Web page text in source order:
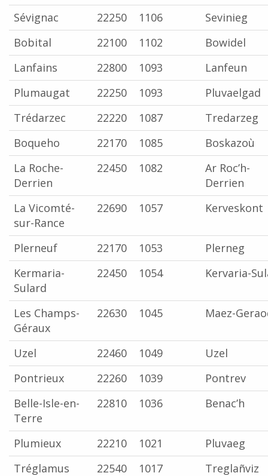
Sévignac
22250 1106
Sevinieg
Bobital
22100 1102
Bowidel
Lanfains
22800 1093
Lanfeun
Plumaugat
22250 1093
Pluvaelgad
Trédarzec
22220 1087
Tredarzeg
Boqueho
22170 1085
Boskazoù
La Roche-
Derrien
22450 1082
Ar Roc’h-
Derrien
La Vicomté-
sur-Rance
22690 1057 Kerveskont
Plerneuf 22170 1053
Plerneg
Kermaria-
Sulard
22450 1054 Kervaria-
Les Champs-
Géraux
22630 1045 Maez-
Uzel 22460 1049
Uzel
Pontrieux
22260 1039
Pontrev
Belle-Isle-en-
Terre
22810 1036 Benac’h
Plumieux 22210 1021
Pluvaeg
Tréglamus
22540 1017
Treglañviz